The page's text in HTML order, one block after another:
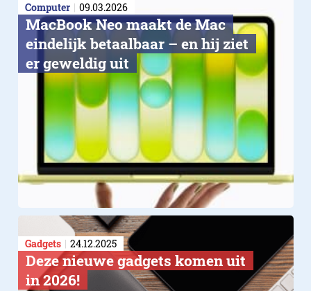
Computer 09.03.2026
MacBook Neo maakt de Mac
eindelijk betaalbaar – en hij ziet
er geweldig uit
Gadgets 24.12.2025
Deze nieuwe gadgets komen uit
in 2026!